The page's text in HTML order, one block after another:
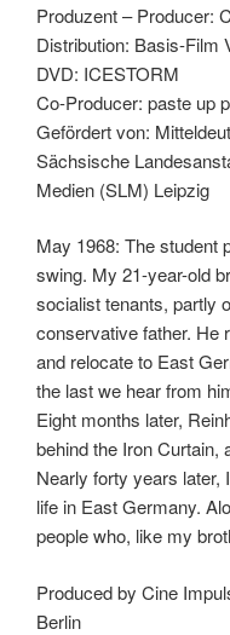
Produzent – Producer:
Distribution: Basis-Film
DVD: ICESTORM
Co-Producer: paste up
Gefördert von:
Sächsische
Medien (SLM) Leipzig
May 1968: The student
swing. My 21-year-old
socialist tenants, partly
conservative father. He
and relocate to East
the last we hear from
Eight months later,
behind the Iron Curtain,
Nearly forty years later,
life in East Germany.
people who, like my
Produced by Cine
Berlin